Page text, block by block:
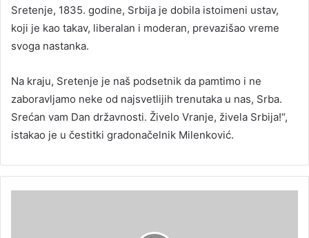
Sretenje, 1835. godine, Srbija je dobila istoimeni ustav,
koji je kao takav, liberalan i moderan, prevazišao vreme
svoga nastanka.
Na kraju, Sretenje je naš podsetnik da pamtimo i ne
zaboravljamo neke od najsvetlijih trenutaka u nas, Srba.
Srećan vam Dan državnosti. Živelo Vranje, živela Srbija!“,
istakao je u čestitki gradonačelnik Milenković.